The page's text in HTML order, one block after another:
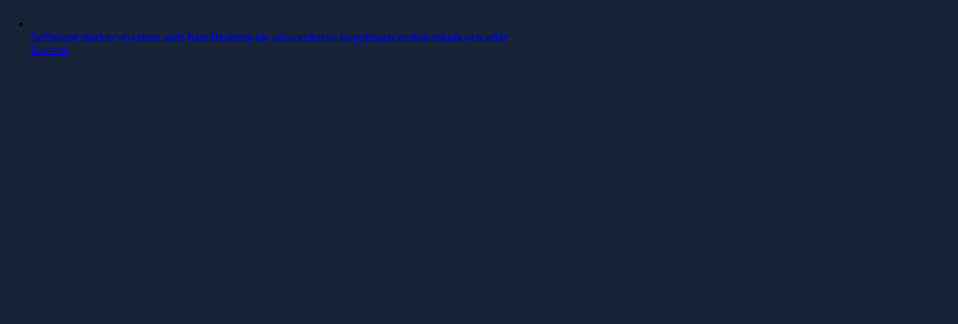
Softhouse stärker styrelsen med Kim Hedberg för att accelerera kopplingen mellan teknik och affär
Läs mer